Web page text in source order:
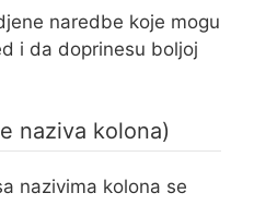
naredbe koje mogu
i da doprinesu boljoj
naziva kolona)
nazivima kolona se